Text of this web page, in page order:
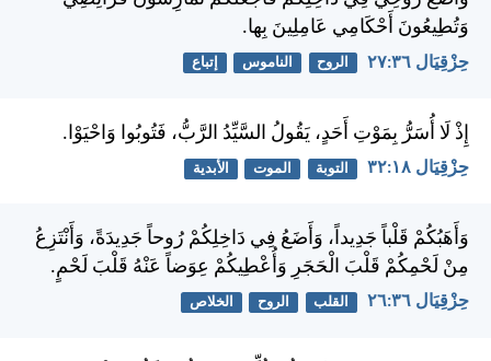
وَتُطِيعُونَ أَحْكَامِي عَامِلِينَ بِها.
حِزْقِيَال ٣٦:‏٢٧ الروح الناموس إتباع
إِذْ لَا أُسَرُّ بِمَوْتِ أَحَدٍ، يَقُولُ السَّيِّدُ الرَّبُّ، فَتُوبُوا وَاحْيَوْا.
حِزْقِيَال ١٨:‏٣٢ التوبة الموت الأبدية
وَأَهَبُكُمْ قَلْباً جَدِيداً، وَأَضَعُ فِي دَاخِلِكُمْ رُوحاً جَدِيدَةً، وَأَنْتَزِعُ
مِنْ لَحْمِكُمْ قَلْبَ الْحَجَرِ وَأُعْطِيكُمْ عِوَضاً عَنْهُ قَلْبَ لَحْمٍ.
حِزْقِيَال ٣٦:‏٢٦ القلب الروح الخلاص